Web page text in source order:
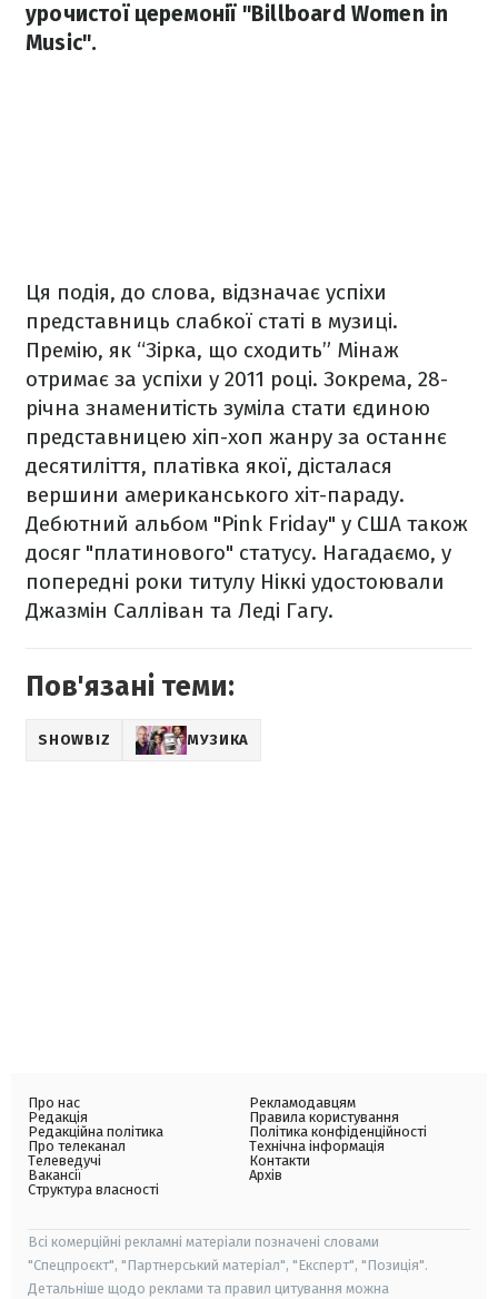
урочистої церемонії "Billboard Women in
Music".
Ця подія, до слова, відзначає успіхи
представниць слабкої статі в музиці.
Премію, як “Зірка, що сходить” Мінаж
отримає за успіхи у 2011 році. Зокрема, 28-
річна знаменитість зуміла стати єдиною
представницею хіп-хоп жанру за останнє
десятиліття, платівка якої, дісталася
вершини американського хіт-параду.
Дебютний альбом "Pink Friday" у США також
досяг "платинового" статусу. Нагадаємо, у
попередні роки титулу Ніккі удостоювали
Джазмін Салліван та Леді Гагу.
Пов'язані теми:
SHOWBIZ МУЗИКА
Про нас
Редакція
Редакційна політика
Про телеканал
Телеведучі
Вакансії
Структура власності
Рекламодавцям
Правила користування
Політика конфіденційності
Технічна інформація
Контакти
Архів
Всі комерційні рекламні матеріали позначені словами
"Спецпроєкт", "Партнерський матеріал", "Експерт", "Позиція".
Детальніше щодо реклами та правил цитування можна